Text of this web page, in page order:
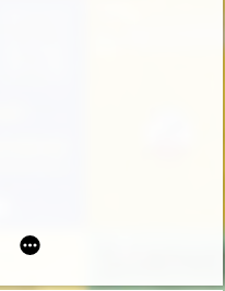
i grafice a formowanie